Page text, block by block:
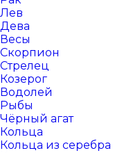
Лев
Дева
Весы
Скорпион
Стрелец
Козерог
Водолей
Рыбы
Чёрный агат
Кольца
Кольца из серебра